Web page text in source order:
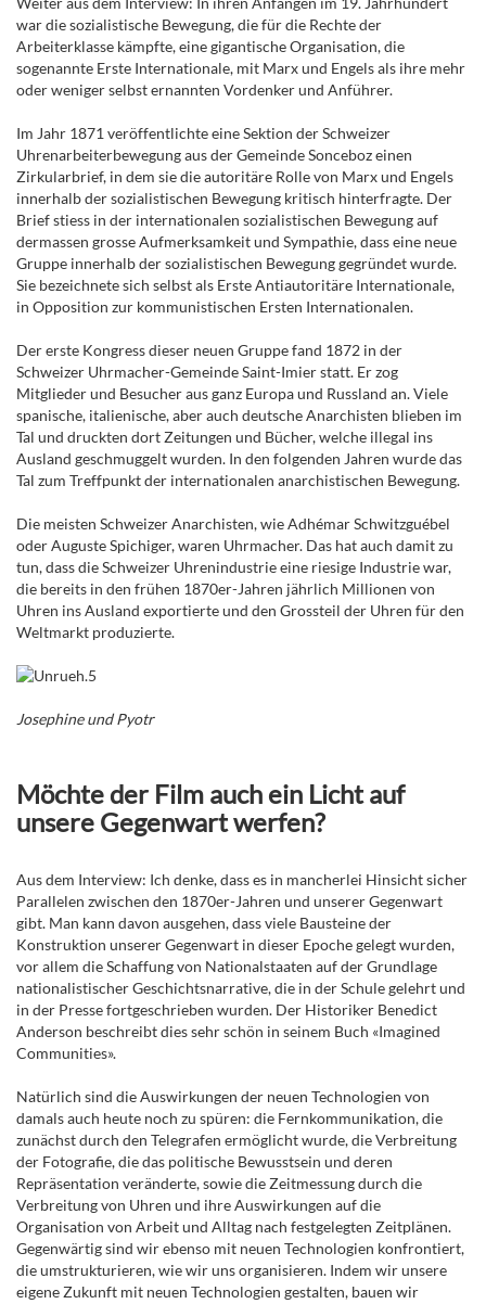
war die sozialistische Bewegung, die für die Rechte der
Arbeiterklasse kämpfte, eine gigantische Organisation, die
sogenannte Erste Internationale, mit Marx und Engels als ihre mehr
oder weniger selbst ernannten Vordenker und Anführer.
Im Jahr 1871 veröffentlichte eine Sektion der Schweizer
Uhrenarbeiterbewegung aus der Gemeinde Sonceboz einen
Zirkularbrief, in dem sie die autoritäre Rolle von Marx und Engels
innerhalb der sozialistischen Bewegung kritisch hinterfragte. Der
Brief stiess in der internationalen sozialistischen Bewegung auf
dermassen grosse Aufmerksamkeit und Sympathie, dass eine neue
Gruppe innerhalb der sozialistischen Bewegung gegründet wurde.
Sie bezeichnete sich selbst als Erste Antiautoritäre Internationale,
in Opposition zur kommunistischen Ersten Internationalen.
Der erste Kongress dieser neuen Gruppe fand 1872 in der
Schweizer Uhrmacher-Gemeinde Saint-Imier statt. Er zog
Mitglieder und Besucher aus ganz Europa und Russland an. Viele
spanische, italienische, aber auch deutsche Anarchisten blieben im
Tal und druckten dort Zeitungen und Bücher, welche illegal ins
Ausland geschmuggelt wurden. In den folgenden Jahren wurde das
Tal zum Treffpunkt der internationalen anarchistischen Bewegung.
Die meisten Schweizer Anarchisten, wie Adhémar Schwitzguébel
oder Auguste Spichiger, waren Uhrmacher. Das hat auch damit zu
tun, dass die Schweizer Uhrenindustrie eine riesige Industrie war,
die bereits in den frühen 1870er-Jahren jährlich Millionen von
Uhren ins Ausland exportierte und den Grossteil der Uhren für den
Weltmarkt produzierte.
Josephine und Pyotr
Möchte der Film auch ein Licht auf
unsere Gegenwart werfen?
Aus dem Interview: Ich denke, dass es in mancherlei Hinsicht sicher
Parallelen zwischen den 1870er-Jahren und unserer Gegenwart
gibt. Man kann davon ausgehen, dass viele Bausteine der
Konstruktion unserer Gegenwart in dieser Epoche gelegt wurden,
vor allem die Schaffung von Nationalstaaten auf der Grundlage
nationalistischer Geschichtsnarrative, die in der Schule gelehrt und
in der Presse fortgeschrieben wurden. Der Historiker Benedict
Anderson beschreibt dies sehr schön in seinem Buch «Imagined
Communities».
Natürlich sind die Auswirkungen der neuen Technologien von
damals auch heute noch zu spüren: die Fernkommunikation, die
zunächst durch den Telegrafen ermöglicht wurde, die Verbreitung
der Fotografie, die das politische Bewusstsein und deren
Repräsentation veränderte, sowie die Zeitmessung durch die
Verbreitung von Uhren und ihre Auswirkungen auf die
Organisation von Arbeit und Alltag nach festgelegten Zeitplänen.
Gegenwärtig sind wir ebenso mit neuen Technologien konfrontiert,
die umstrukturieren, wie wir uns organisieren. Indem wir unsere
eigene Zukunft mit neuen Technologien gestalten, bauen wir